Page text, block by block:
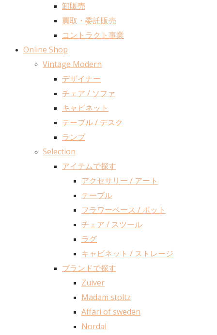
卸販売
買取・委託販売
コントラクト事業
Online Shop
Vintage Modern
デザイナー
チェア / ソファ
キャビネット
テーブル / デスク
ランプ
Selection
アイテムで探す
アクセサリー / アート
テーブル
フラワーベース / ポット
チェア / スツール
ラグ
キャビネット / ストレージ
ブランドで探す
Zuiver
Madam stoltz
Affari of sweden
Nordal